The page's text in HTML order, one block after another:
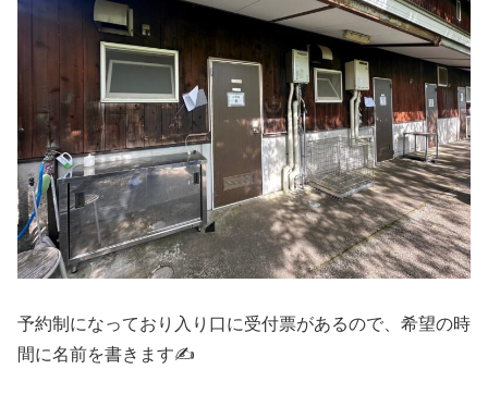
予約制になっており入り口に受付票があるので、希望の時
間に名前を書きます✍️